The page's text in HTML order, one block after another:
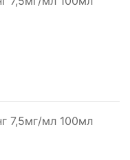
7,5мг/мл 100мл